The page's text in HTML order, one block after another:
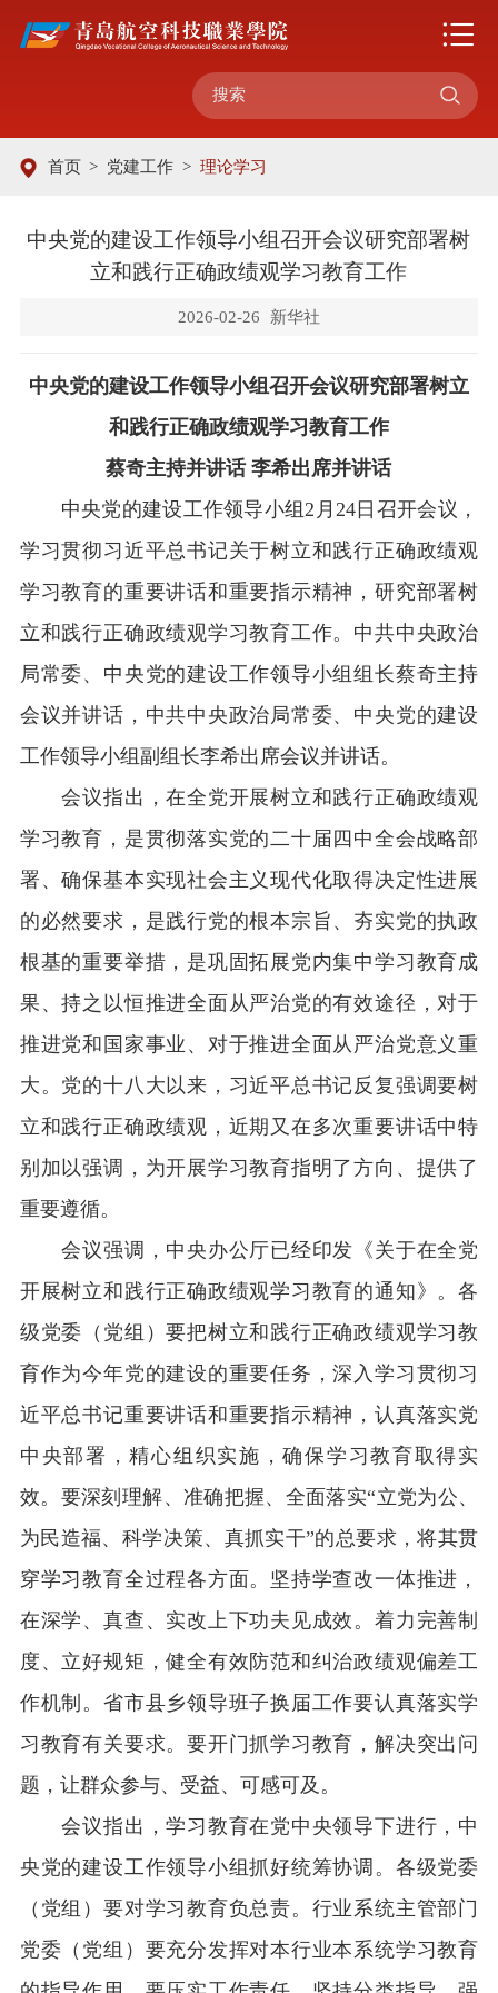

首页 > 党建工作 > 理论学习
中央党的建设工作领导小组召开会议研究部署树
立和践行正确政绩观学习教育工作
2026-02-26 新华社
中央党的建设工作领导小组召开会议研究部署树立
和践行正确政绩观学习教育工作
蔡奇主持并讲话 李希出席并讲话
中央党的建设工作领导小组 2月24日召开会议，
学习贯彻习近平总书记关于树立和践行正确政绩观
学习教育的重要讲话和重要指示精神，研究部署树
立和践行正确政绩观学习教育工作。中共中央政治
局常委、中央党的建设工作领导小组组长蔡奇主持
会议并讲话，中共中央政治局常委、中央党的建设
工作领导小组副组长李希出席会议并讲话。
会议指出，在全党开展树立和践行正确政绩观
学习教育，是贯彻落实党的二十届四中全会战略部
署、确保基本实现社会主义现代化取得决定性进展
的必然要求，是践行党的根本宗旨、夯实党的执政
根基的重要举措，是巩固拓展党内集中学习教育成
果、持之以恒推进全面从严治党的有效途径，对于
推进党和国家事业、对于推进全面从严治党意义重
大。党的十八大以来，习近平总书记反复强调要树
立和践行正确政绩观，近期又在多次重要讲话中特
别加以强调，为开展学习教育指明了方向、提供了
重要遵循。
会议强调，中央办公厅已经印发《关于在全党
开展树立和践行正确政绩观学习教育的通知》。各
级党委（党组）要把树立和践行正确政绩观学习教
育作为今年党的建设的重要任务，深入学习贯彻习
近平总书记重要讲话和重要指示精神，认真落实党
中央部署，精心组织实施，确保学习教育取得实
效。要深刻理解、准确把握、全面落实“立党为公、
为民造福、科学决策、真抓实干”的总要求，将其贯
穿学习教育全过程各方面。坚持学查改一体推进，
在深学、真查、实改上下功夫见成效。着力完善制
度、立好规矩，健全有效防范和纠治政绩观偏差工
作机制。省市县乡领导班子换届工作要认真落实学
习教育有关要求。要开门抓学习教育，解决突出问
题，让群众参与、受益、可感可及。
会议指出，学习教育在党中央领导下进行，中
央党的建设工作领导小组抓好统筹协调。各级党委
（党组）要对学习教育负总责。行业系统主管部门
党委（党组）要充分发挥对本行业本系统学习教育